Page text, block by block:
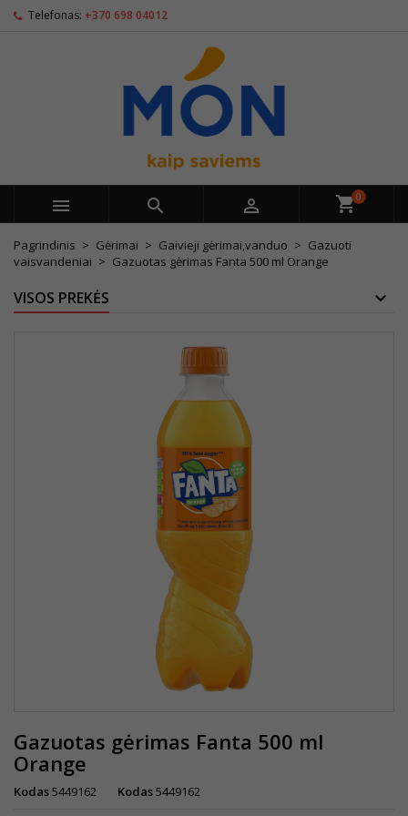
Telefonas: +370 698 04012
   0
Pagrindinis Gėrimai Gaivieji gėrimai,vanduo
Gazuoti
vaisvandeniai
Gazuotas gėrimas Fanta 500 ml Orange
VISOS PREKĖS
Gazuotas gėrimas Fanta 500 ml
Orange
Kodas5449162 Kodas5449162